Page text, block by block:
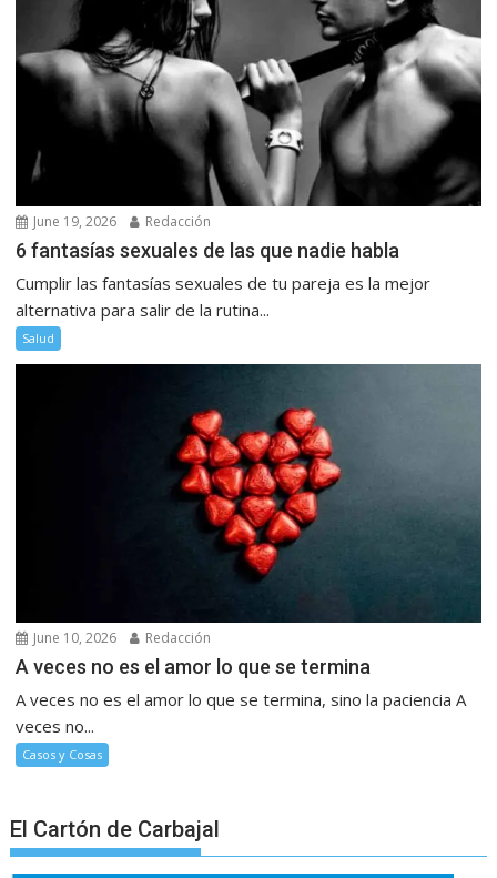
June 19, 2026 Redacción
6 fantasías sexuales de las que nadie habla
Cumplir las fantasías sexuales de tu pareja es la mejor
alternativa para salir de la rutina...
Salud
June 10, 2026 Redacción
A veces no es el amor lo que se termina
A veces no es el amor lo que se termina, sino la paciencia A
veces no...
Casos y Cosas
El Cartón de Carbajal